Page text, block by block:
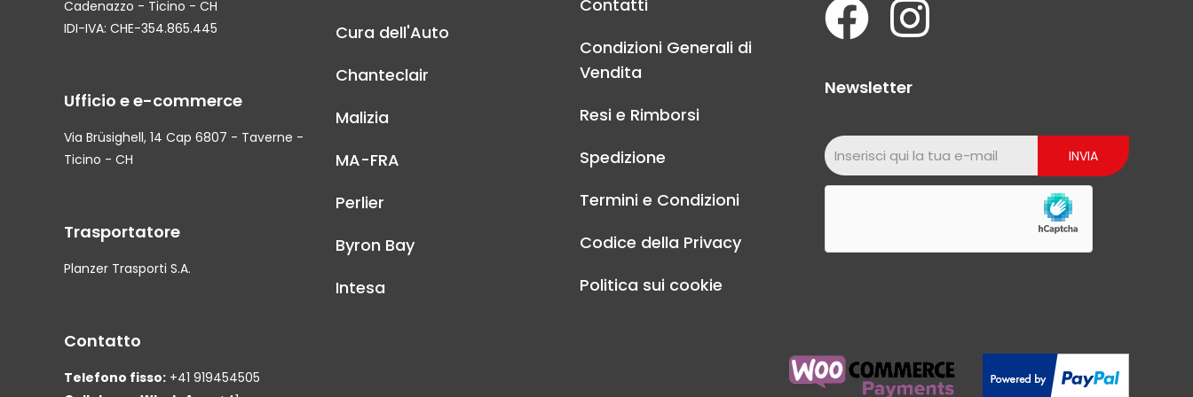
Cadenazzo - Ticino - CH
IDI-IVA: CHE-354.865.445
Ufficio e e-commerce
Via Brüsighell, 14 Cap 6807 - Taverne -
Ticino - CH
Trasportatore
Planzer Trasporti S.A.
Contatto
Telefono fisso: +41 919454505
Cura dell'Auto
Chanteclair
Malizia
MA-FRA
Perlier
Byron Bay
Intesa
Contatti
Condizioni Generali di
Vendita
Resi e Rimborsi
Spedizione
Termini e Condizioni
Codice della Privacy
Politica sui cookie
Newsletter